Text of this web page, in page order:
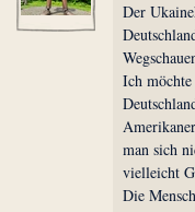
Der
Ich
man sich
vielleicht
Die